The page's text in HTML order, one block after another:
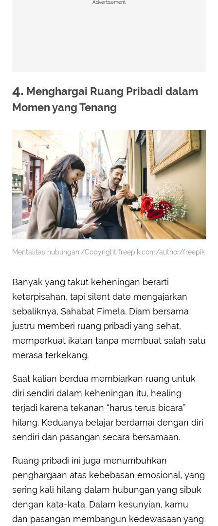
Advertisement
4. Menghargai Ruang Pribadi dalam
Momen yang Tenang
Mentalitas hubungan./Copyright freepik.com/author/freepik
Banyak yang takut keheningan berarti
keterpisahan, tapi silent date mengajarkan
sebaliknya, Sahabat Fimela. Diam bersama
justru memberi ruang pribadi yang sehat,
memperkuat ikatan tanpa membuat salah satu
merasa terkekang.
Saat kalian berdua membiarkan ruang untuk
diri sendiri dalam keheningan itu, healing
terjadi karena tekanan “harus terus bicara”
hilang. Keduanya belajar berdamai dengan diri
sendiri dan pasangan secara bersamaan.
Ruang pribadi ini juga menumbuhkan
penghargaan atas kebebasan emosional, yang
sering kali hilang dalam hubungan yang sibuk
dengan kata-kata. Dalam kesunyian, kamu
dan pasangan membangun kedewasaan yang